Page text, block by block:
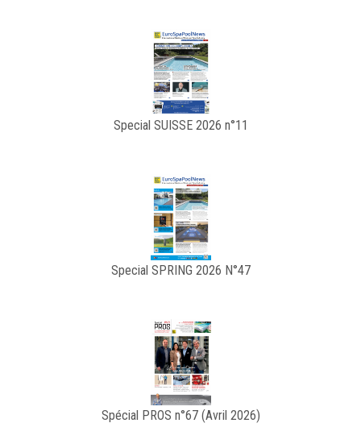
Special SUISSE 2026 n°11
Special SPRING 2026 N°47
Spécial PROS n°67 (Avril 2026)